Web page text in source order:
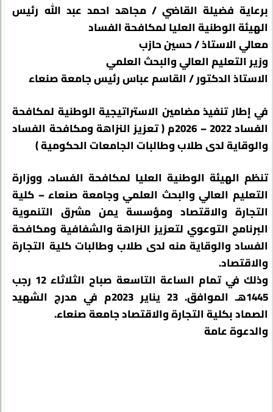
برعاية فضيلة القاضي / مجاهد احمد عبد الله رئيس
الهيئة الوطنية العليا لمكافحة الفساد
معالي الاستاذ / حسين حازب
وزير التعليم العالي والبحث العلمي
الاستاذ الدكتور / القاسم عباس رئيس جامعة صنعاء
في إطار تنفيذ مضامين الاستراتيجية الوطنية لمكافحة
الفساد 2022 – 2026م ( تعزيز النزاهة ومكافحة الفساد
والوقاية لدى طلاب وطالبات الجامعات الحكومية )
تنظم الهيئة الوطنية العليا لمكافحة الفساد، ووزارة
التعليم العالي والبحث العلمي وجامعة صنعاء – كلية
التجارة والاقتصاد ومؤسسة يمن مشرق التنموية
البرنامج التوعوي لتعزيز النزاهة والشفافية ومكافحة
الفساد والوقاية منه لدى طلاب وطالبات كلية التجارة
والاقتصاد.
وذلك في تمام الساعة التاسعة صباح الثلاثاء 12 رجب
1445هـ الموافق. 23 يناير 2023م في مدرج الشهيد
الصماد بكلية التجارة والاقتصاد جامعة صنعاء.
والدعوة عامة